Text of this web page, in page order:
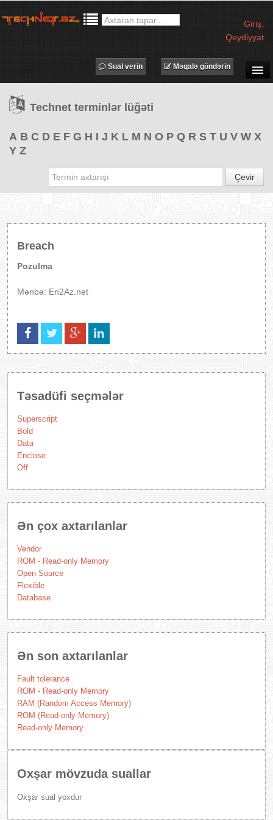
Giriş
Qeydiyyat
TƏDBİRLƏR
PROQRAMLAR
Məqalə göndərin
Sual verin
Technet terminlər lüğəti
A B C D E F G H I J K L M N O P Q R S T U V W X
Y Z
Çevir
Breach
Pozulma
Mənbə: En2Az.net
Təsadüfi seçmələr
Superscript
Bold
Data
Enclose
Off
Ən çox axtarılanlar
Vendor
ROM - Read-only Memory
Open Source
Flexible
Database
Ən son axtarılanlar
Fault tolerance
ROM - Read-only Memory
RAM (Random Access Memory)
ROM (Read-only Memory)
Read-only Memory
Oxşar mövzuda suallar
Oxşar sual yoxdur